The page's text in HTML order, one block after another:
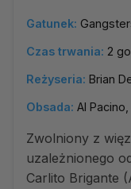
Gatunek:
Czas trwania: 2
Reżyseria: Brian
Obsada: Al
Zwolniony z
uzależnionego
Carlito Brigante